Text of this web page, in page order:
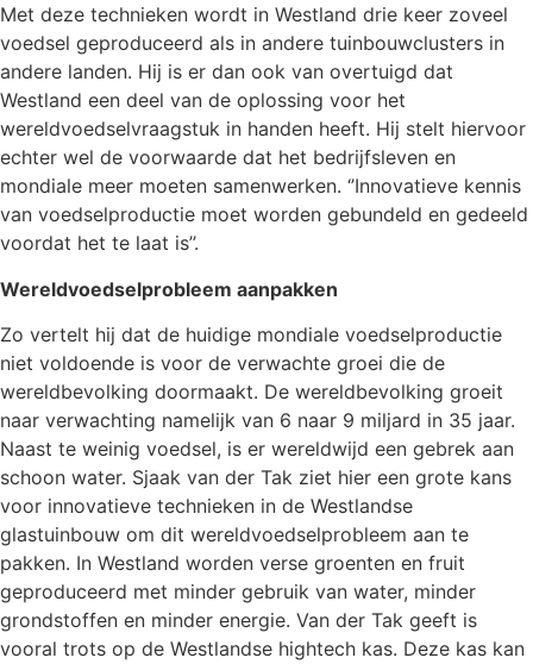
Met deze technieken wordt in Westland drie keer zoveel
voedsel geproduceerd als in andere tuinbouwclusters in
andere landen. Hij is er dan ook van overtuigd dat
Westland een deel van de oplossing voor het
wereldvoedselvraagstuk in handen heeft. Hij stelt hiervoor
echter wel de voorwaarde dat het bedrijfsleven en
mondiale meer moeten samenwerken. ‘’Innovatieve kennis
van voedselproductie moet worden gebundeld en gedeeld
voordat het te laat is’’.
Wereldvoedselprobleem aanpakken
Zo vertelt hij dat de huidige mondiale voedselproductie
niet voldoende is voor de verwachte groei die de
wereldbevolking doormaakt. De wereldbevolking groeit
naar verwachting namelijk van 6 naar 9 miljard in 35 jaar.
Naast te weinig voedsel, is er wereldwijd een gebrek aan
schoon water. Sjaak van der Tak ziet hier een grote kans
voor innovatieve technieken in de Westlandse
glastuinbouw om dit wereldvoedselprobleem aan te
pakken. In Westland worden verse groenten en fruit
geproduceerd met minder gebruik van water, minder
grondstoffen en minder energie. Van der Tak geeft is
vooral trots op de Westlandse hightech kas. Deze kas kan